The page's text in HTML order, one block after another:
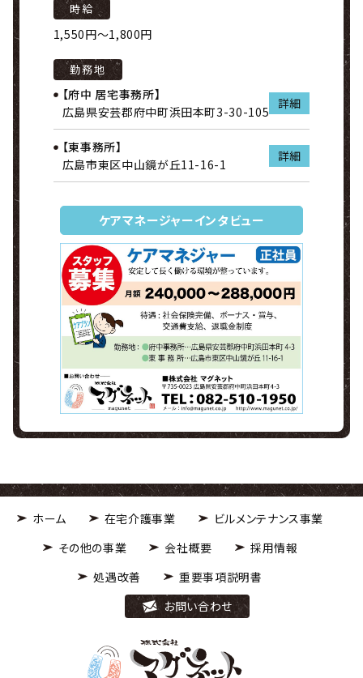
時給
1,550円～1,800円
勤務地
【府中 居宅事務所】
広島県安芸郡府中町浜田本町3-30-105
詳細
【東事務所】
広島市東区中山鏡が丘11-16-1
詳細
ケアマネージャーインタビュー
ホーム 在宅介護事業
ビルメンテナンス事業
その他の事業
会社概要
採用情報
処遇改善
重要事項説明書
お問い合わせ